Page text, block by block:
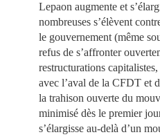
Lepaon augmente et
nombreuses s’élèvent
le gouvernement (même
refus de s’affronter
restructurations
avec l’aval de la CFDT et
la trahison ouverte du
minimisé dès le premier
s’élargisse au-delà d’un